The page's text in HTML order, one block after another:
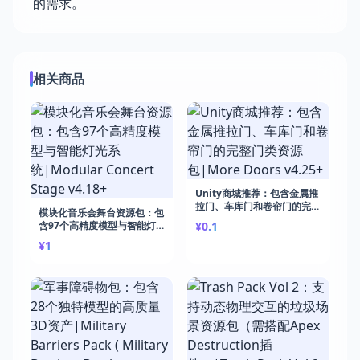
相关商品
模块化音乐会舞台资源包：包
含97个高精度模型与智能灯
Stage v4.18+
¥1
Unity商城推荐：包含金属推
拉门、车库门和卷帘门的完整
v4.25+
¥0.1